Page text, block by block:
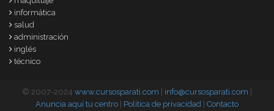
informática
salud
administración
inglés
técnico
© 2007-2024 www.cursosparati.com info@cursosparati.com
Anuncia aquí tu centro
Política de privacidad Contacto